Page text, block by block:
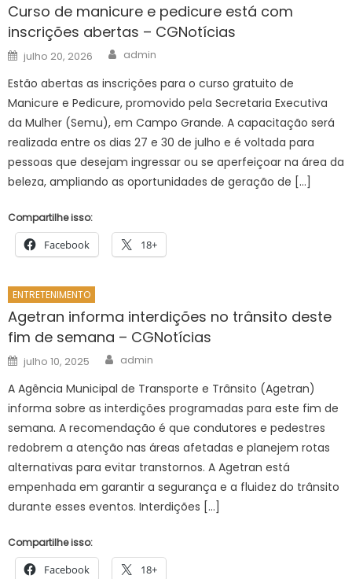
Curso de manicure e pedicure está com
inscrições abertas – CGNotícias
Posted
on
julho 20, 2026 Author
admin
Estão abertas as inscrições para o curso gratuito de
Manicure e Pedicure, promovido pela Secretaria Executiva
da Mulher (Semu), em Campo Grande. A capacitação será
realizada entre os dias 27 e 30 de julho e é voltada para
pessoas que desejam ingressar ou se aperfeiçoar na área da
beleza, ampliando as oportunidades de geração de […]
Compartilhe isso:
Facebook 18+
ENTRETENIMENTO
Agetran informa interdições no trânsito deste
fim de semana – CGNotícias
Posted
on
julho 10, 2025 Author
admin
A Agência Municipal de Transporte e Trânsito (Agetran)
informa sobre as interdições programadas para este fim de
semana. A recomendação é que condutores e pedestres
redobrem a atenção nas áreas afetadas e planejem rotas
alternativas para evitar transtornos. A Agetran está
empenhada em garantir a segurança e a fluidez do trânsito
durante esses eventos. Interdições […]
Compartilhe isso:
Facebook 18+